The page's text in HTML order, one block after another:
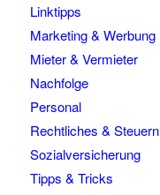
Linktipps
Marketing & Werbung
Mieter & Vermieter
Nachfolge
Personal
Rechtliches & Steuern
Sozialversicherung
Tipps & Tricks